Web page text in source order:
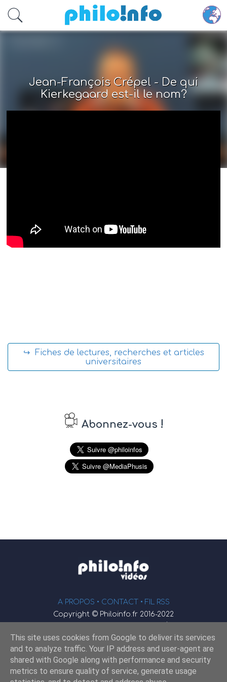
Accéder au contenu principal
Jean-François Crépel - De qui
Kierkegaard est-il le nom?
↪ Fiches de lectures, recherches et articles
universitaires
Abonnez-vous !
A PROPOS • CONTACT • FIL RSS
Copyright © Philoinfo.fr 2016-2022
φ
Webmaster : JEND
Retrouvez-nous sur
This site uses cookies from Google to deliver its services
and to analyze traffic. Your IP address and user-agent are
shared with Google along with performance and security
metrics to ensure quality of service, generate usage